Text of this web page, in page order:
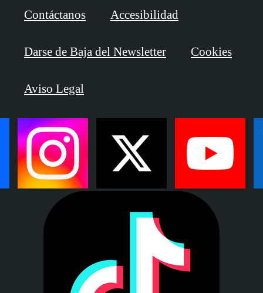
Contáctanos Accesibilidad
Darse de Baja del Newsletter Cookies
Aviso Legal